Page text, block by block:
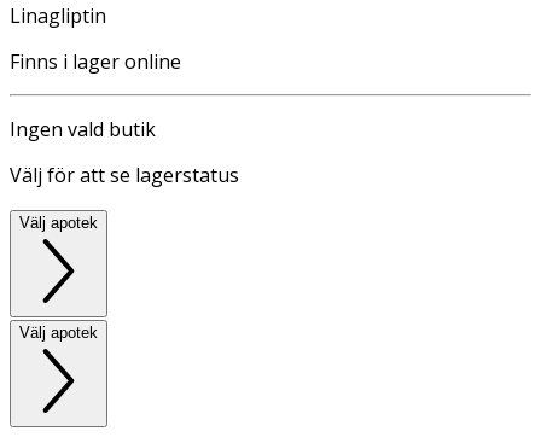
Linagliptin
Finns i lager online
Ingen vald butik
Välj för att se lagerstatus
Välj apotek
Välj apotek